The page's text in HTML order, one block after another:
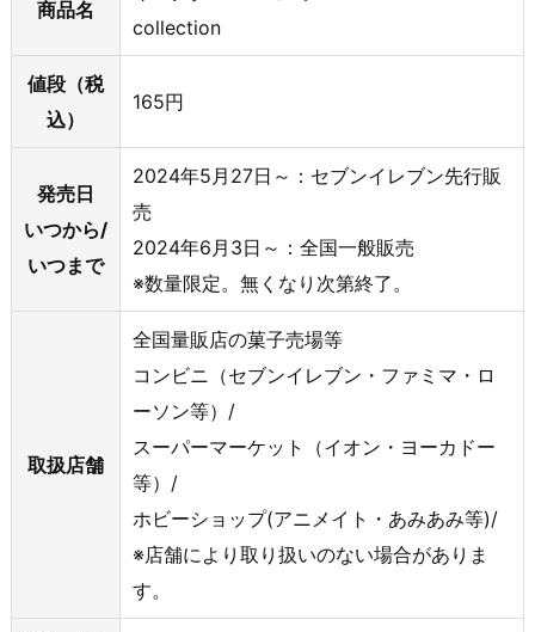
商品名
collection
値段（税
込）
165円
発売日
いつから/
いつまで
2024年5月27日～：セブンイレブン先行販
売
2024年6月3日～：全国一般販売
※数量限定。無くなり次第終了。
取扱店舗
全国量販店の菓子売場等
コンビニ（セブンイレブン・ファミマ・ロ
ーソン等）/
スーパーマーケット（イオン・ヨーカドー
等）/
ホビーショップ(アニメイト・あみあみ等)/
※店舗により取り扱いのない場合がありま
す。